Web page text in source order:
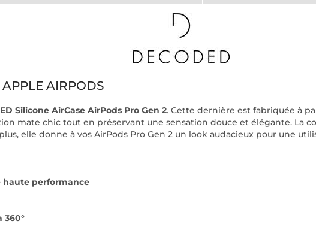
APPLE AIRPODS
Silicone AirCase AirPods Pro Gen 2. Cette dernière est fabriquée à
mate chic tout en préservant une sensation douce et élégante. La
elle donne à vos AirPods Pro Gen 2 un look audacieux pour une
haute performance
360°